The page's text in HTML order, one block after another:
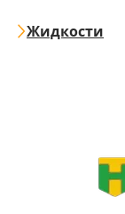
Жидкости